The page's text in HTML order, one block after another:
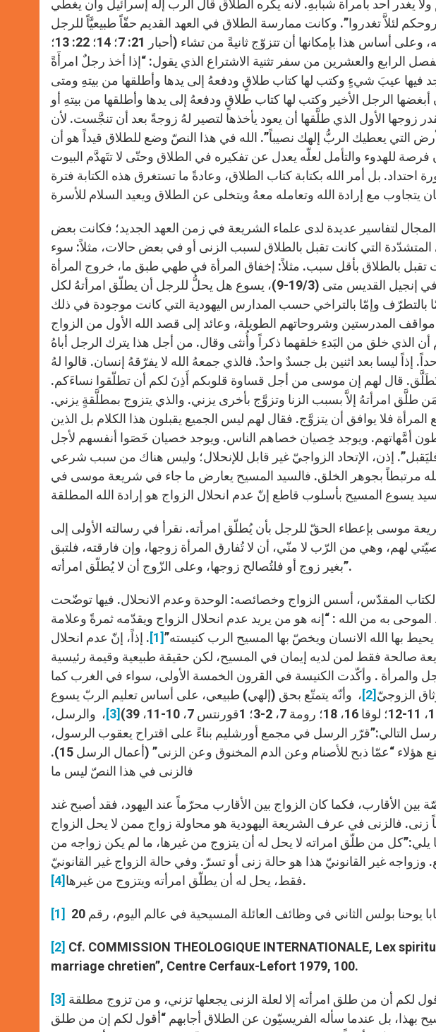
ولا يغدر أحد بامرأة شبابهِ. لأنه يكره الطلاق قال الرب إله إسرائيل وأن يغطي
لئلاَّ تغدروا”. وكانت ممارسة الطلاق في العهد القديم حقّاً طبيعيَّاً للرجل
يمارسه بإرادته ساعة يشاء، بإن يصرف امرأته، وعلى أساس هذا بإمكانها أن تتزوّج ثانيةً من تشاء (أحبار 21: 7؛ 14؛ 22: 13؛
الفصل الرابع والعشرين من سفر تثنية الاشتراع الذي يقول: “إذا أخذ رجلٌ امرأَةً
فيها عيبَ شيءٍ وكتب لها كتاب طلاقٍ ودفعهُ إلى يدها وأطلقها من بيتهِ ومتى
الرجل الأخير وكتب لها كتاب طلاقٍ ودفعهُ إلى يدها وأطلقها من بيتهِ أو
زوجها الأول الذي طلَّقها أن يعود يأخذها لتصير لهُ زوجةً بعد أن تنجَّست. لأن
يعطيك الربُّ إلهك نصيباً”. الله في هذا النصّ وضع للطلاق قيداً هو أن
للهدوء والتأمل لعلّه يعدل عن تفكيره في الطلاق وحتّى لا تتَهدَّم البيوت
احتداد. بل أمر الله بكتابة كتاب الطلاق، وعادةً ما تستغرق هذه الكتابة فترة
المجال لتفاسير عديدة لدى علماء الشريعة في زمن العهد الجديد؛ فكانت بعض
التي كانت تقبل بالطلاق لسبب الزنى أو في بعض حالات، مثلاً: سوء
تقبل بالطلاق بأقل سبب. مثلاً: إخفاق المرأة في طهي طبق ما، خروج المرأة
من دون حجاب. سأل الفريسيون، على ما ورد في إنجيل القديس متى (19/3-9)، يسوع هل يحلُّ للرجل أن يطلّق امرأتهُ لكل
بالتطرّف وإمّا بالتراخي حسب المدارس اليهودية التي كانت موجودة في ذلك
المدرستين وشروحاتهم الطويلة، وعائد إلى قصد الله الأول من الزواج
أن الذي خلق من البَدءِ خلقهما ذكراً وأُنثى وقال. من أجل هذا يترك الرجل أباهُ
إذاً ليسا بعد اثنين بل جسدٌ واحدٌ. فالذي جمعهُ الله لا يفرّقهُ إنسان. قالوا لهُ
قال لهم إن موسى من أجل قساوة قلوبكم أَذِنَ لكم أن تطلّقوا نساءَكم.
طلَّق امرأتهُ إلاَّ بسبب الزنا وتزوَّج بأخرى يزني. والذي يتزوج بمطلَّقةٍ يزني.
فلا يوافق أن يتزوَّج. فقال لهم ليس الجميع يقبلون هذا الكلام بل الذين
أمَّهاتهم. ويوجد خِصيان خصاهم الناس. ويوجد خصيان خَصَوا أنفسهم لأجل
إذن، الإتحاد الزواجيّ غير قابل للإنحلال؛ وليس هناك من سبب شرعي
مرتبطاً بجوهر الخلق. فالسيد المسيح يعارض ما جاء في شريعة موسى في
موسى بإعطاء الحقّ للرجل بأن يُطلّق امرأته. نقرأ في رسالته الأولى إلى
المتزوّجون فوصيّتي لهم، وهي من الرّب لا منّي، أن لا تُفارق المرأة زوجها، وإن فارقته، فلتبق
بغير زوج أو فلتُصالح زوجها، وعلى الزّوج أن لا يُطلّق امرأته”.
المقدّس، أسس الزواج وخصائصه: الوحدة وعدم الانحلال. فيها توضّحت
به من الله : “إنه هو من يريد عدم انحلال الزواج ويقدّمه ثمرةً وعلامة
يحيط بها الله الانسان ويخصّ بها المسيح الرب كنيسته”[1]
. إذاً، إنّ عدم انحلال
صالحة فقط لمن لديه إيمان في المسيح، لكن حقيقة طبيعية وقيمة رئيسية
والمرأة . وأكّدت الكنيسة في القرون الخمسة الأولى، سواء في الغرب كما
الزوجيّ [2]
، وأنّه يتمتّع بحق (إلهي) طبيعي، على أساس تعليم الربّ يسوع
[3]
، والرسل،
التالي:”قرّر الرسل في مجمع أورشليم بناءً على اقتراح يعقوب الرسول،
وحرصاً على الوئام بين المسيحيين أن يمتنع هؤلاء “عمّا ذبح للأصنام وعن الدم المخنوق وعن الزنى” (أعمال الرسل 15).
فالزنى في هذا النصّ ليس ما
بين الأقارب، فكما كان الزواج بين الأقارب محرّماً عند اليهود، فقد أصبح غند
زنى. فالزنى في عرف الشريعة اليهودية هو محاولة زواج ممن لا يحل الزواج
يلي:”كل من طلّق امراته لا يحل له أن يتزوج من غيرها، ما لم يكن زواجه من
وزواجه غير القانونيّ هذا هو حالة زنى أو تسرّ. وفي حالة الزواج غير القانونيّ
فقط، يحل له أن يطلّق امرأته ويتزوج من غيرها [4] .
[1]
[2] Cf. COMMISSION THEOLOGIQUE INTERNATIONALE, Lex
marriage chretien”, Centre Cerfaux-Lefort 1979, 100.
[3]
السيد المسيح بهذا، بل عندما سأله الفريسيّون عن الطلاق أجابهم “أقول لكم إن من طلق